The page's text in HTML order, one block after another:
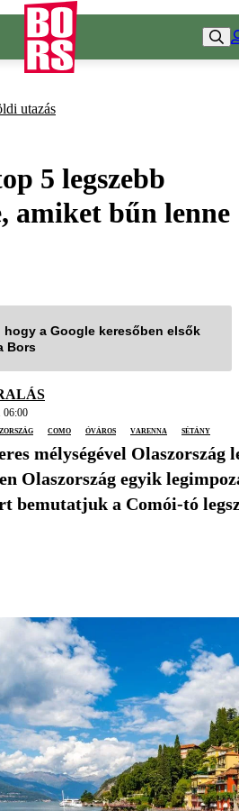
utazás
5 legszebb
amiket bűn lenne
a Google keresőben elsők
Bors
06:00
Como óváros Varenna sétány
mélységével Olaszország
Olaszország egyik
bemutatjuk a Comói-tó